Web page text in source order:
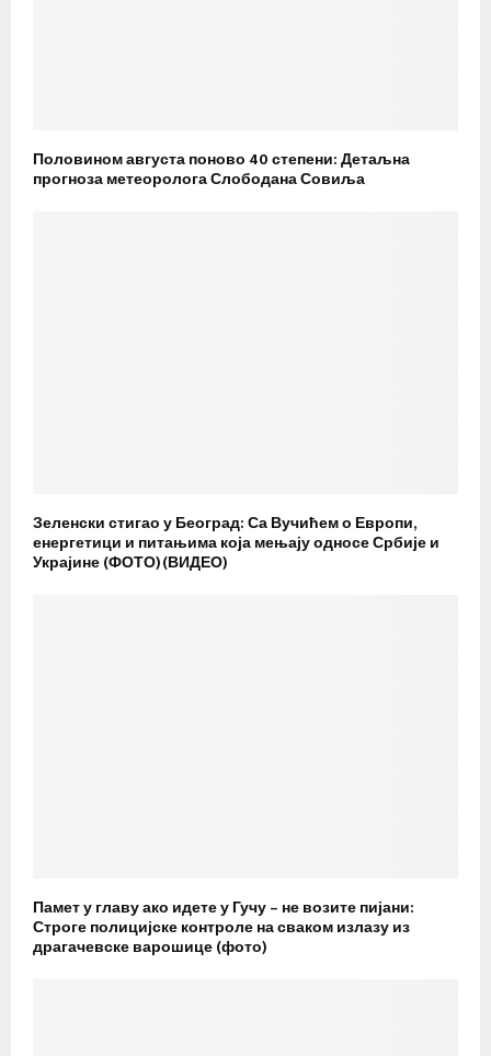
Половином августа поново 40 степени: Детаљна
прогноза метеоролога Слободана Совиља
Зеленски стигао у Београд: Са Вучићем о Европи,
енергетици и питањима која мењају односе Србије и
Украјине (ФОТО)(ВИДЕО)
Памет у главу ако идете у Гучу – не возите пијани:
Строге полицијске контроле на сваком излазу из
драгачевске варошице (фото)